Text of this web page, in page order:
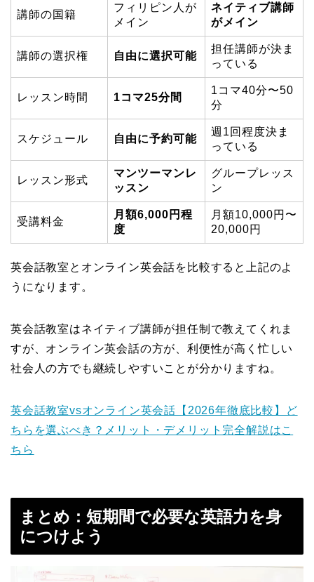
講師の国籍
フィリピン人が
メイン
ネイティブ講師
がメイン
講師の選択権 自由に選択可能
担任講師が決ま
っている
レッスン時間 1コマ25分間
1コマ40分〜50
分
スケジュール 自由に予約可能
週1回程度決ま
っている
レッスン形式
マンツーマンレ
ッスン
グループレッス
ン
受講料金
月額6,000円程
度
月額10,000円〜
20,000円
英会話教室とオンライン英会話を比較すると上記のよ
うになります。
英会話教室はネイティブ講師が担任制で教えてくれま
すが、オンライン英会話の方が、利便性が高く忙しい
社会人の方でも継続しやすいことが分かりますね。
英会話教室vsオンライン英会話【2026年徹底比較】ど
ちらを選ぶべき？メリット・デメリット完全解説はこ
ちら
まとめ：短期間で必要な英語力を身
につけよう